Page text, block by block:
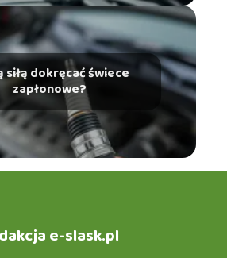
siłą dokręcać świece
zapłonowe?
e-slask.pl